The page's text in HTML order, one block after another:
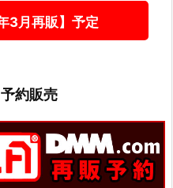
3月再販】予定
約販売